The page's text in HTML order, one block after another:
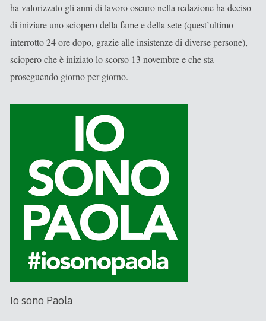
ha valorizzato gli anni di lavoro oscuro nella redazione ha deciso
di iniziare uno sciopero della fame e della sete (quest’ultimo
interrotto 24 ore dopo, grazie alle insistenze di diverse persone),
sciopero che è iniziato lo scorso 13 novembre e che sta
proseguendo giorno per giorno.
Io sono Paola